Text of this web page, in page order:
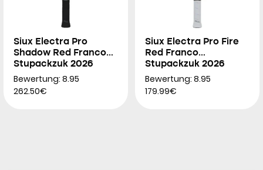
Siux Electra Pro
Shadow Red Franco
Stupackzuk 2026
Bewertung: 8.95
262.50€
Siux Electra Pro Fire
Red Franco
Stupackzuk 2026
Bewertung: 8.95
179.99€